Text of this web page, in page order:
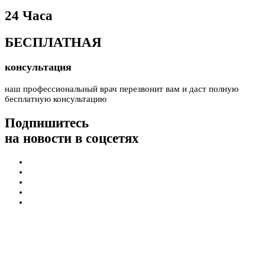
24 Часа
БЕСПЛАТНАЯ
консультация
наш профессиональный врач перезвонит вам и даст полную
бесплатную консультацию
Подпишитесь
на новости в соцсетях